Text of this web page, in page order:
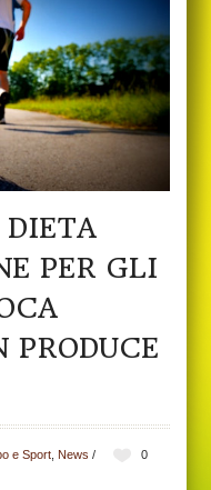
PER GLI
PRODUCE
0
e Sport News /